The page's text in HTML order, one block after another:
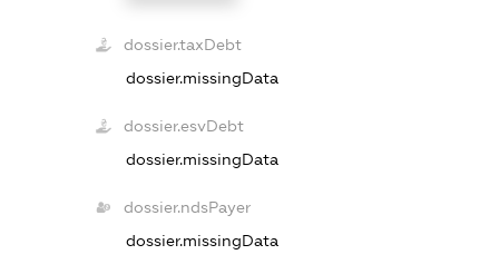
dossier.taxDebt
dossier.missingData
dossier.esvDebt
dossier.missingData
dossier.ndsPayer
dossier.missingData